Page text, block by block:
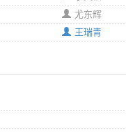
尤东辉
王瑞青